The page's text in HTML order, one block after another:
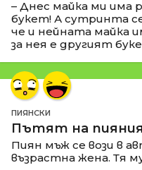
– Днес майка ми има
букет! А сутринта
че и нейната майка
за нея е другият
ПИЯНСКИ
Пътят на пияния
Пиян мъж се вози в
възрастна жена. Тя му